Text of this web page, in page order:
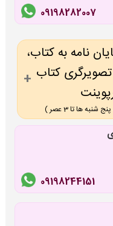
09198282007
نامه به کتاب،
کتاب
09198244151